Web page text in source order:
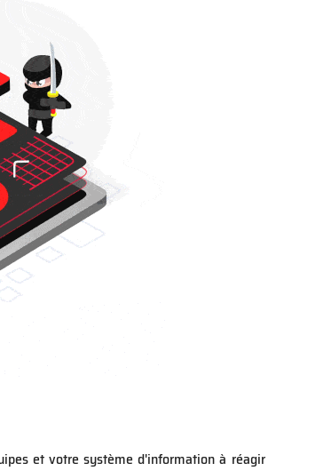
et votre système d'information à réagir